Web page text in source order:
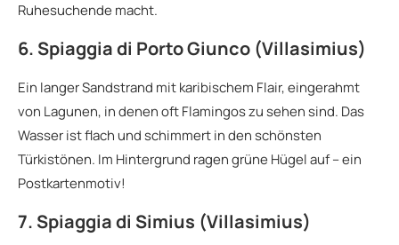
Ruhesuchende macht.
6. Spiaggia di Porto Giunco (Villasimius)
Ein langer Sandstrand mit karibischem Flair, eingerahmt
von Lagunen, in denen oft Flamingos zu sehen sind. Das
Wasser ist flach und schimmert in den schönsten
Türkistönen. Im Hintergrund ragen grüne Hügel auf – ein
Postkartenmotiv!
7. Spiaggia di Simius (Villasimius)